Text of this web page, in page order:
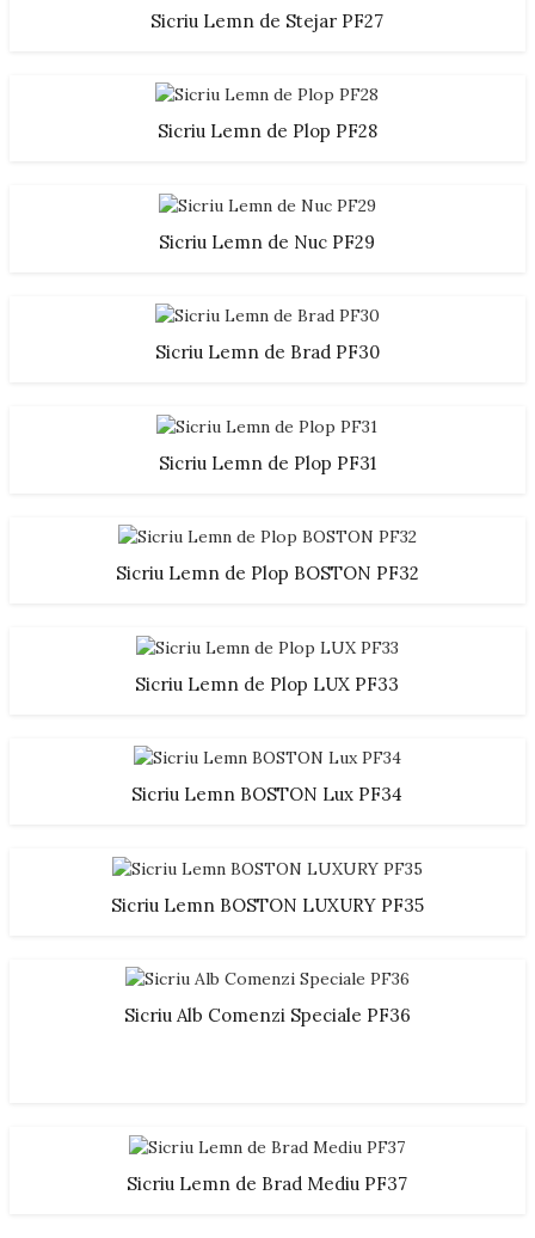
Sicriu Lemn de Stejar PF27
Sicriu Lemn de Plop PF28
Sicriu Lemn de Nuc PF29
Sicriu Lemn de Brad PF30
Sicriu Lemn de Plop PF31
Sicriu Lemn de Plop BOSTON PF32
Sicriu Lemn de Plop LUX PF33
Sicriu Lemn BOSTON Lux PF34
Sicriu Lemn BOSTON LUXURY PF35
Sicriu Alb Comenzi Speciale PF36
Sicriu Lemn de Brad Mediu PF37